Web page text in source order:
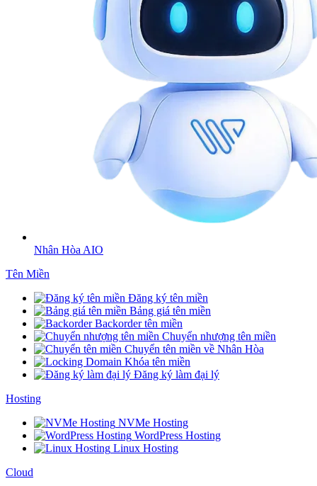
Nhân Hòa AIO
Tên Miền
Đăng ký tên miền
Bảng giá tên miền
Backorder tên miền
Chuyển nhượng tên miền
Chuyển tên miền về Nhân Hòa
Khóa tên miền
Đăng ký làm đại lý
Hosting
NVMe Hosting
WordPress Hosting
Linux Hosting
Cloud